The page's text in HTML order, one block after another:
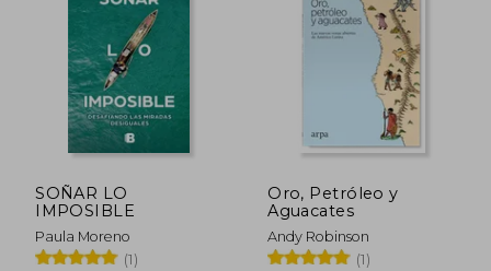
SOÑAR LO
IMPOSIBLE
Paula Moreno
(1)
Oro, Petróleo y
Aguacates
Andy Robinson
(1)